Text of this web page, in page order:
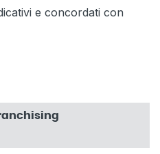
e concordati con